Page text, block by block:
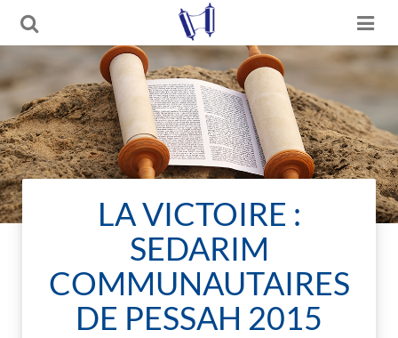
LA VICTOIRE :
SEDARIM
COMMUNAUTAIRES
DE PESSAH 2015